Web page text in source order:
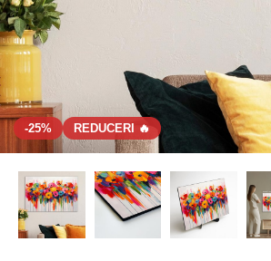
-25% REDUCERI 🔥